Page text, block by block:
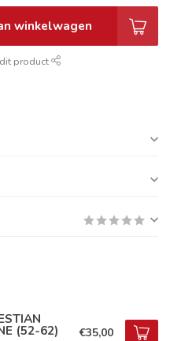
winkelwagen
product
(52-62) €35,00